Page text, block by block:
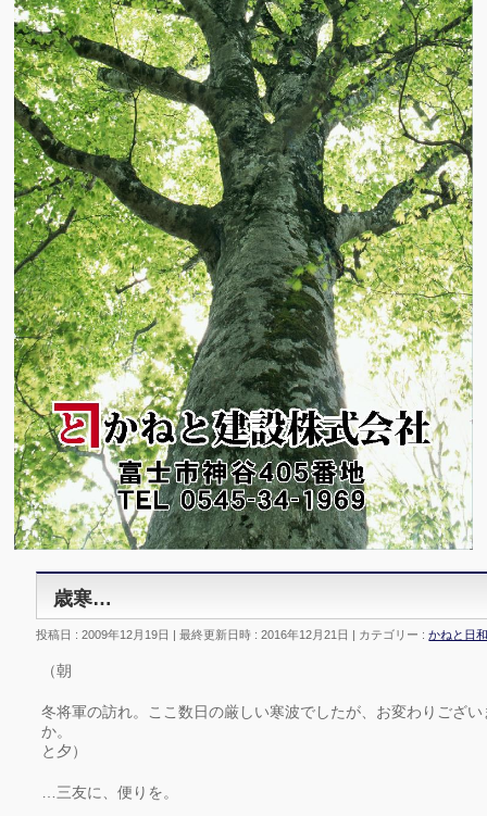
歳寒…
投稿日 : 2009年12月19日 最終更新日時 : 2016年12月21日 カテゴリー :かねと日
（朝
冬将軍の訪れ。ここ数日の厳しい寒波でしたが、お変わりござい
か。
と夕）
…三友に、便りを。